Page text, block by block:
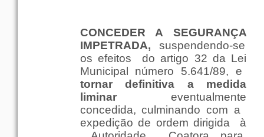
CONCEDER A SEGURANÇA
IMPETRADA,
suspendendo-se
os efeitos do artigo 32 da Lei
Municipal número 5.641/89, e
tornar
definitiva a medida
liminar
eventualmente
concedida, culminandocom a
expedição de ordem dirigida
à